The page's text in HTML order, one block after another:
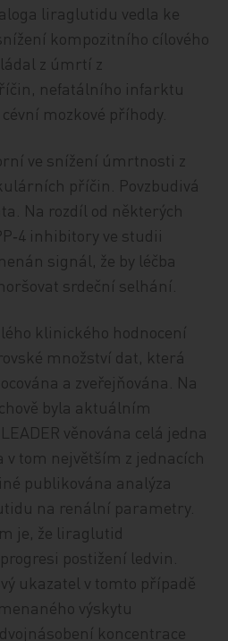
liraglutidu vedla ke
kompozitního cílového
z úmrtí z
nefatálního infarktu
mozkové příhody.
ve snížení úmrtnosti z
příčin. Povzbudivá
Na rozdíl od některých
inhibitory ve studii
signál, že by léčba
srdeční selhání.
klinického hodnocení
množství dat, která
a zveřejňována. Na
byla aktuálním
věnována celá jedna
v tom největším z jednacích
publikována analýza
na renální parametry.
je, že liraglutid
postižení ledvin.
ukazatel v tomto případě
výskytu
koncentrace